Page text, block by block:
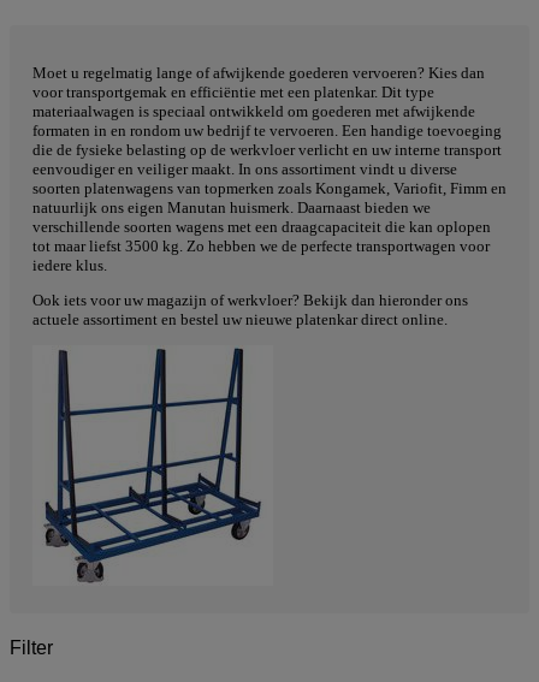
Moet u regelmatig lange of afwijkende goederen vervoeren? Kies dan
voor transportgemak en efficiëntie met een platenkar. Dit type
materiaalwagen is speciaal ontwikkeld om goederen met afwijkende
formaten in en rondom uw bedrijf te vervoeren. Een handige toevoeging
die de fysieke belasting op de werkvloer verlicht en uw interne transport
eenvoudiger en veiliger maakt. In ons assortiment vindt u diverse
soorten platenwagens van topmerken zoals Kongamek, Variofit, Fimm en
natuurlijk ons eigen Manutan huismerk. Daarnaast bieden we
verschillende soorten wagens met een draagcapaciteit die kan oplopen
tot maar liefst 3500 kg. Zo hebben we de perfecte transportwagen voor
iedere klus.
Ook iets voor uw magazijn of werkvloer? Bekijk dan hieronder ons
actuele assortiment en bestel uw nieuwe platenkar direct online.
Filter